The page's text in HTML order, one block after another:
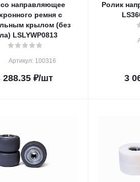
направляющее
ремня с
крылом (без
LSLYWP0813
Артикул: 100316
288.35₽/шт
Ролик
3